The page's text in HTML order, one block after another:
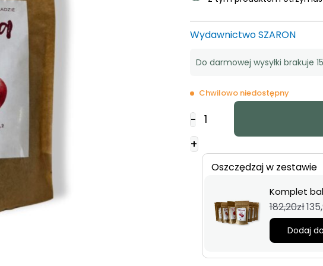
Wydawnictwo SZARON
Do darmowej wysyłki brakuje
Chwilowo niedostępny
- Wiśnie
w
czekoladzie
+
Oszczędzaj w zestawie
Komplet
182,20zł
Dodaj